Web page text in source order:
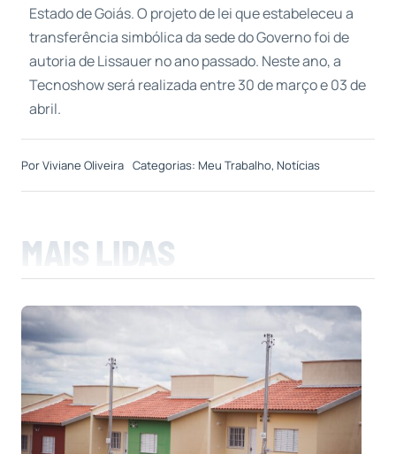
Estado de Goiás. O projeto de lei que estabeleceu a
transferência simbólica da sede do Governo foi de
autoria de Lissauer no ano passado. Neste ano, a
Tecnoshow será realizada entre 30 de março e 03 de
abril.
PorViviane Oliveira Categorias: Meu Trabalho, Notícias
MAIS LIDAS